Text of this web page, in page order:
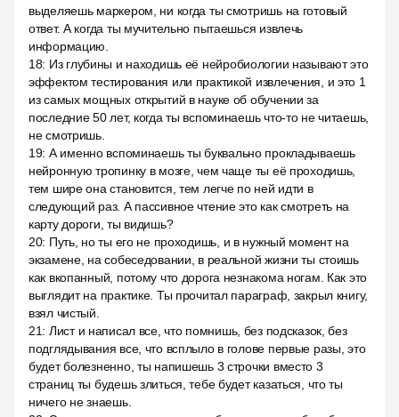
выделяешь маркером, ни когда ты смотришь на готовый
ответ. А когда ты мучительно пытаешься извлечь
информацию.
18: Из глубины и находишь её нейробиологии называют это
эффектом тестирования или практикой извлечения, и это 1
из самых мощных открытий в науке об обучении за
последние 50 лет, когда ты вспоминаешь что-то не читаешь,
не смотришь.
19: А именно вспоминаешь ты буквально прокладываешь
нейронную тропинку в мозге, чем чаще ты её проходишь,
тем шире она становится, тем легче по ней идти в
следующий раз. А пассивное чтение это как смотреть на
карту дороги, ты видишь?
20: Путь, но ты его не проходишь, и в нужный момент на
экзамене, на собеседовании, в реальной жизни ты стоишь
как вкопанный, потому что дорога незнакома ногам. Как это
выглядит на практике. Ты прочитал параграф, закрыл книгу,
взял чистый.
21: Лист и написал все, что помнишь, без подсказок, без
подглядывания все, что всплыло в голове первые разы, это
будет болезненно, ты напишешь 3 строчки вместо 3
страниц ты будешь злиться, тебе будет казаться, что ты
ничего не знаешь.